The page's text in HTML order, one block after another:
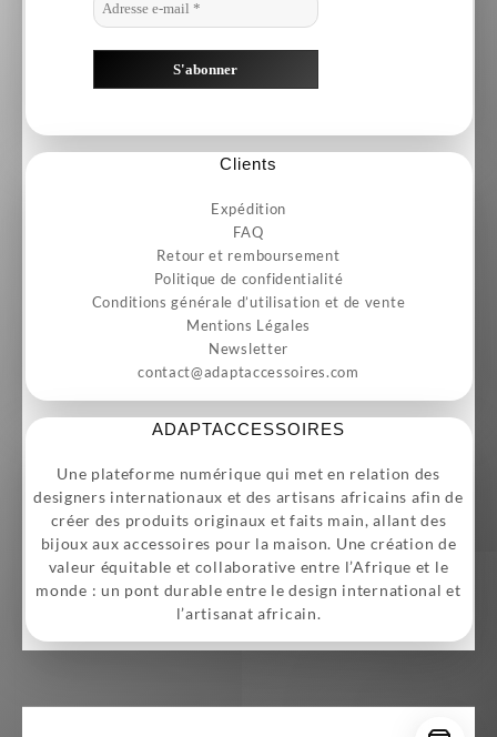
Clients
Expédition
FAQ
Retour et remboursement
Politique de confidentialité
Conditions générale d’utilisation et de vente
Mentions Légales
Newsletter
contact@adaptaccessoires.com
ADAPTACCESSOIRES
Une plateforme numérique qui met en relation des
designers internationaux et des artisans africains afin de
créer des produits originaux et faits main, allant des
bijoux aux accessoires pour la maison. Une création de
valeur équitable et collaborative entre l’Afrique et le
monde : un pont durable entre le design international et
l’artisanat africain.